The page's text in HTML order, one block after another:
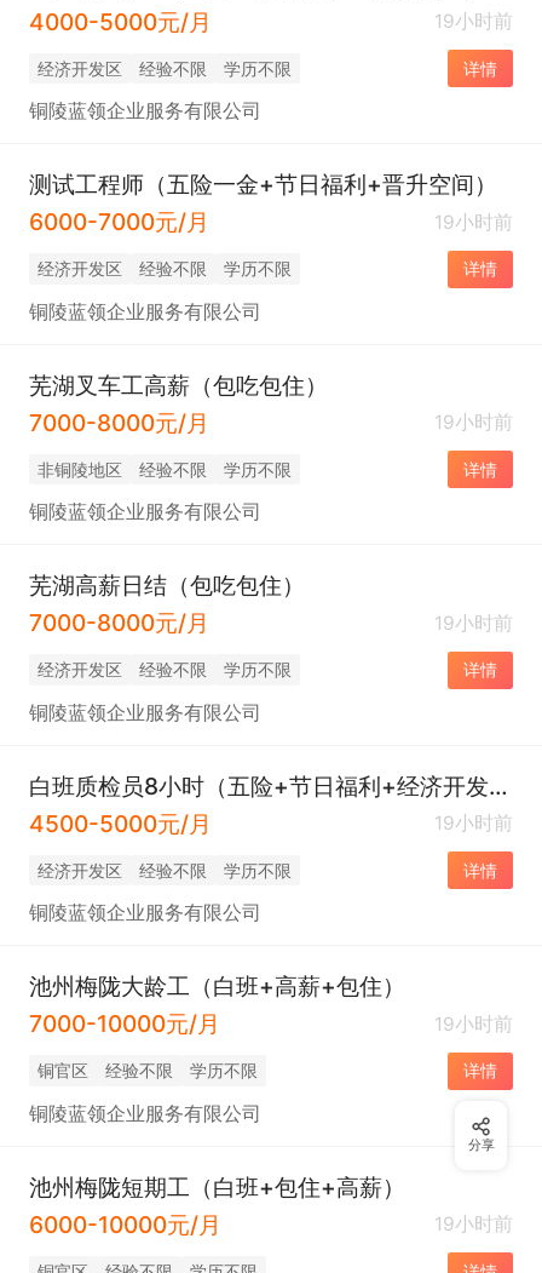
4000-5000元/月
19小时前
经济开发区 经验不限 学历不限 详情
铜陵蓝领企业服务有限公司
测试工程师（五险一金+节日福利+晋升空间）
6000-7000元/月
19小时前
经济开发区 经验不限 学历不限 详情
铜陵蓝领企业服务有限公司
芜湖叉车工高薪（包吃包住）
7000-8000元/月
19小时前
非铜陵地区 经验不限 学历不限 详情
铜陵蓝领企业服务有限公司
芜湖高薪日结（包吃包住）
7000-8000元/月
19小时前
经济开发区 经验不限 学历不限 详情
铜陵蓝领企业服务有限公司
白班质检员8小时（五险+节日福利+经济开发区）
4500-5000元/月
19小时前
经济开发区 经验不限 学历不限 详情
铜陵蓝领企业服务有限公司
池州梅陇大龄工（白班+高薪+包住）
7000-10000元/月
19小时前
铜官区 经验不限 学历不限 详情
铜陵蓝领企业服务有限公司
池州梅陇短期工（白班+包住+高薪）
6000-10000元/月
19小时前
分享